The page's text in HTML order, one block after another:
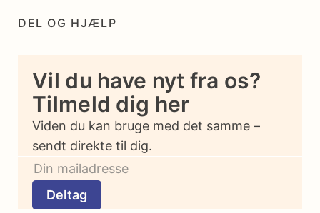
DEL OG HJÆLP
Vil du have nyt fra os?
Tilmeld dig her
Viden du kan bruge med det samme –
sendt direkte til dig.
Deltag